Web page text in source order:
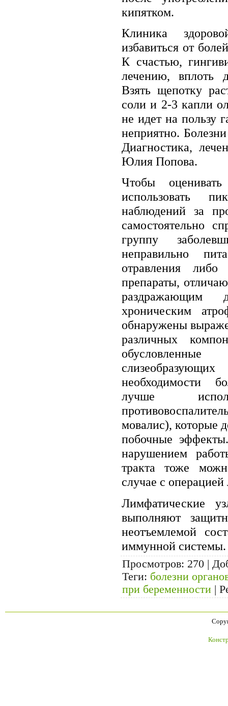
кипятком.
Клиника
избавиться от
К счастью,
лечению, вплоть
Взять щепотку
соли и 2-3 капли
не идет на пользу
неприятно.
Диагностика,
Юлия Попова.
Чтобы
использовать
наблюдений за
самостоятельно
группу
неправильно
отравления либо
препараты,
раздражающим
хроническим
обнаружены
различных
необходимости
лучше
мовалис), которые
побочные
нарушением
тракта тоже
случае с
Лимфатические
выполняют
неотъемлемой
иммунной системы.
Просмотров: 270 |
Теги: болезни
при беременности |